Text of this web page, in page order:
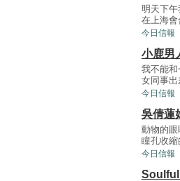
明天下
在上海
今日信報
小鹿男
我不能
女同事
今日信報
吳倩蓮
動物的
瞳孔收
今日信報